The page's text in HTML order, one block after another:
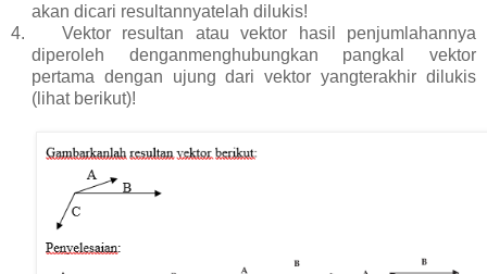
akan dicari resultannyatelah dilukis!
4.
Vektor resultan atau vektor hasil penjumlahannya
diperoleh denganmenghubungkan pangkal vektor
pertama dengan ujung dari vektor yangterakhir dilukis
(lihat berikut)!